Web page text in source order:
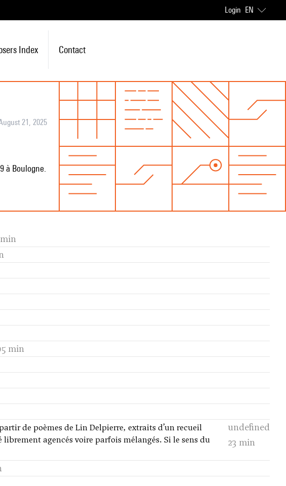
Login EN
Index Contact
21, 2025
à Boulogne.
min
de poèmes de Lin Delpierre, extraits d’un recueil
agencés voire parfois mélangés. Si le sens du
undefined
23 min